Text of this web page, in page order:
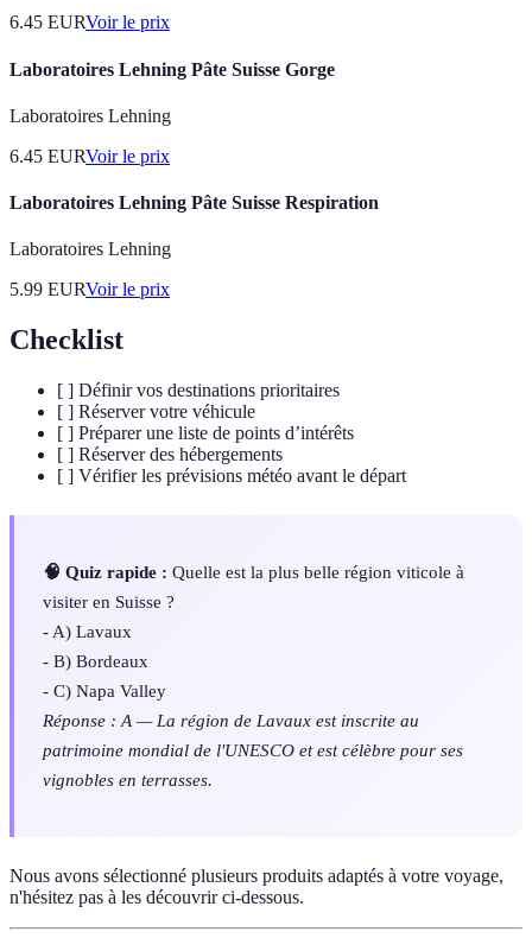
6.45 EURVoir le prix
Laboratoires Lehning Pâte Suisse Gorge
Laboratoires Lehning
6.45 EURVoir le prix
Laboratoires Lehning Pâte Suisse Respiration
Laboratoires Lehning
5.99 EURVoir le prix
Checklist
[ ] Définir vos destinations prioritaires
[ ] Réserver votre véhicule
[ ] Préparer une liste de points d’intérêts
[ ] Réserver des hébergements
[ ] Vérifier les prévisions météo avant le départ
🧠 Quiz rapide : Quelle est la plus belle région viticole à
visiter en Suisse ?
- A) Lavaux
- B) Bordeaux
- C) Napa Valley
Réponse : A — La région de Lavaux est inscrite au
patrimoine mondial de l'UNESCO et est célèbre pour ses
vignobles en terrasses.
Nous avons sélectionné plusieurs produits adaptés à votre voyage,
n'hésitez pas à les découvrir ci-dessous.